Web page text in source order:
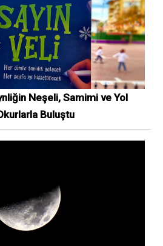
Neşeli, Samimi ve Yol
Buluştu